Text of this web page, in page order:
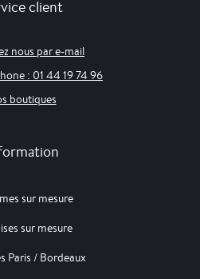
client
nous par e-mail
: 01 44 19 74 96
boutiques
sur mesure
sur mesure
Paris / Bordeaux